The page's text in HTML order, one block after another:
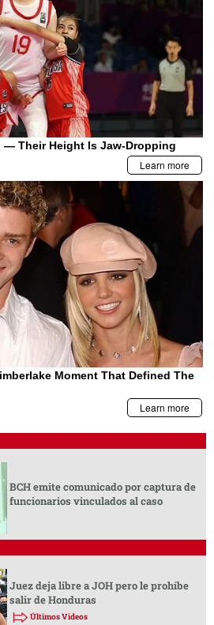
BCH emite comunicado por captura de
funcionarios vinculados al caso
Juez deja libre a JOH pero le prohíbe
salir de Honduras
Últimos Videos